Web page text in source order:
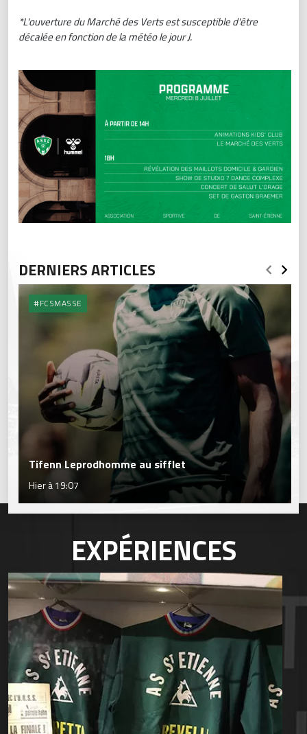
*L'ouverture du Marché des Verts est susceptible d'être
décalée en fonction de la météo le jour J.
DERNIERS ARTICLES
#FCSMASSE
Tifenn Leprodhomme au sifflet
Hier à 19:07
EXPÉRIENCES